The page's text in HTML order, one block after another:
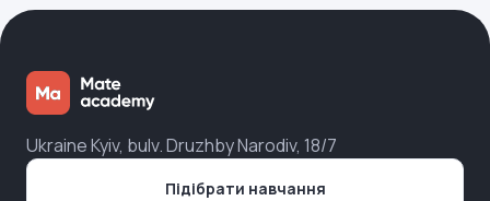
Ukraine Kyiv, bulv. Druzhby Narodiv, 18/7
Підібрати навчання